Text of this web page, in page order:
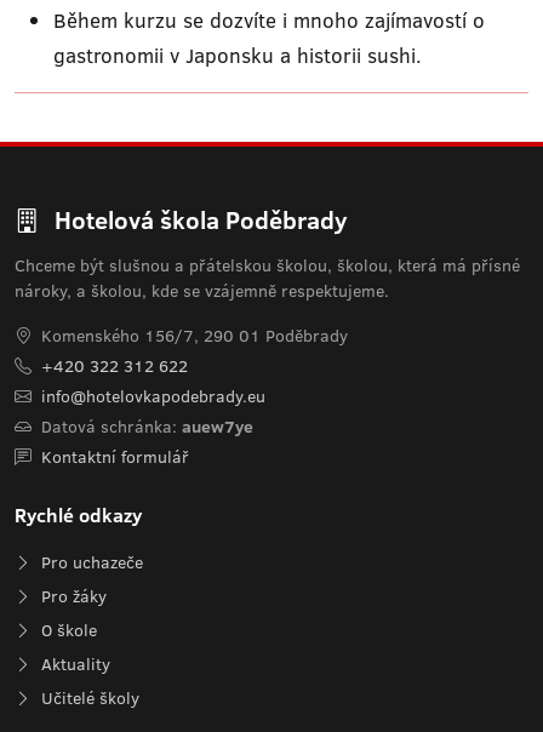
Během kurzu se dozvíte i mnoho zajímavostí o
gastronomii v Japonsku a historii sushi.
Hotelová škola Poděbrady
Chceme být slušnou a přátelskou školou, školou, která má přísné
nároky, a školou, kde se vzájemně respektujeme.
Komenského 156/7, 290 01 Poděbrady
+420 322 312 622
info@hotelovkapodebrady.eu
Datová schránka: auew7ye
Kontaktní formulář
Rychlé odkazy
Pro uchazeče
Pro žáky
O škole
Aktuality
Učitelé školy